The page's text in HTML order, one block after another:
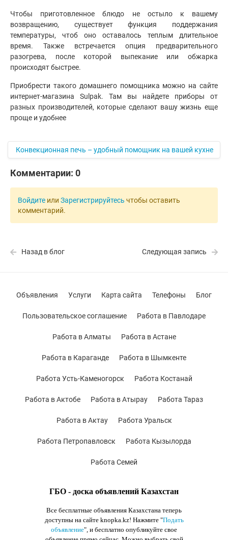
Чтобы приготовленное блюдо не остыло к вашему
возвращению, существует функция поддержания
температуры, чтоб оно оставалось теплым длительное
время. Также встречается опция предварительного
разогрева, после которой выпекание или обжарка
происходят быстрее.
Приобрести такого домашнего помощника можно на сайте
интернет-магазина Sulpak. Там вы найдете приборы от
разных производителей, которые сделают вашу жизнь еще
проще и удобнее
Конвекционная печь – удобный помощник на вашей кухне
Комментарии: 0
Войдите или Зарегистрируйтесь чтобы оставить
комментарий.
Назад в блог Следующая запись
ГБО - доска объявлений Казахстан
Все бесплатные объявления Казахстана теперь
доступны на сайте knopka.kz! Нажмите "Подать
объявление", и бесплатно опубликуйте свое
Объявления Услуги Карта сайта Телефоны Блог
Пользовательское соглашение Работа в Павлодаре
Работа в Алматы Работа в Астане
Работа в Караганде Работа в Шымкенте
Работа Усть-Каменогорск Работа Костанай
Работа в Актобе Работа в Атырау Работа Тараз
Работа в Актау Работа Уральск
Работа Петропавловск Работа Кызылорда
Работа Семей